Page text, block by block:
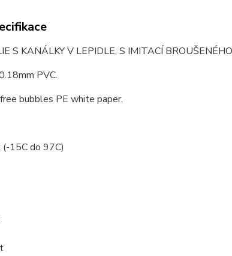
S KANÁLKY V LEPIDLE, S IMITACÍ
PVC.
bubbles PE white paper.
15C do 97C)